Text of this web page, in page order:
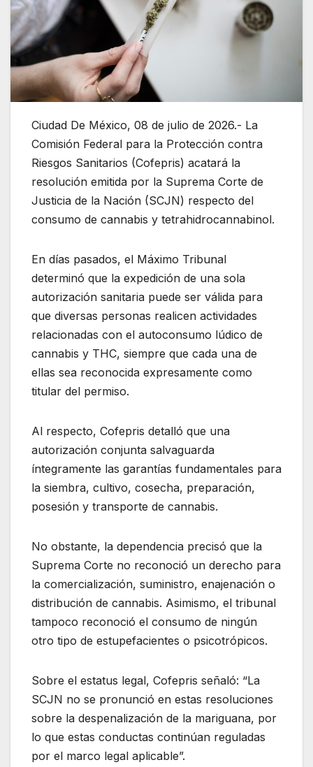
Ciudad De México, 08 de julio de 2026.- La
Comisión Federal para la Protección contra
Riesgos Sanitarios (Cofepris) acatará la
resolución emitida por la Suprema Corte de
Justicia de la Nación (SCJN) respecto del
consumo de cannabis y tetrahidrocannabinol.
En días pasados, el Máximo Tribunal
determinó que la expedición de una sola
autorización sanitaria puede ser válida para
que diversas personas realicen actividades
relacionadas con el autoconsumo lúdico de
cannabis y THC, siempre que cada una de
ellas sea reconocida expresamente como
titular del permiso.
Al respecto, Cofepris detalló que una
autorización conjunta salvaguarda
íntegramente las garantías fundamentales para
la siembra, cultivo, cosecha, preparación,
posesión y transporte de cannabis.
No obstante, la dependencia precisó que la
Suprema Corte no reconoció un derecho para
la comercialización, suministro, enajenación o
distribución de cannabis. Asimismo, el tribunal
tampoco reconoció el consumo de ningún
otro tipo de estupefacientes o psicotrópicos.
Sobre el estatus legal, Cofepris señaló: “La
SCJN no se pronunció en estas resoluciones
sobre la despenalización de la mariguana, por
lo que estas conductas continúan reguladas
por el marco legal aplicable”.